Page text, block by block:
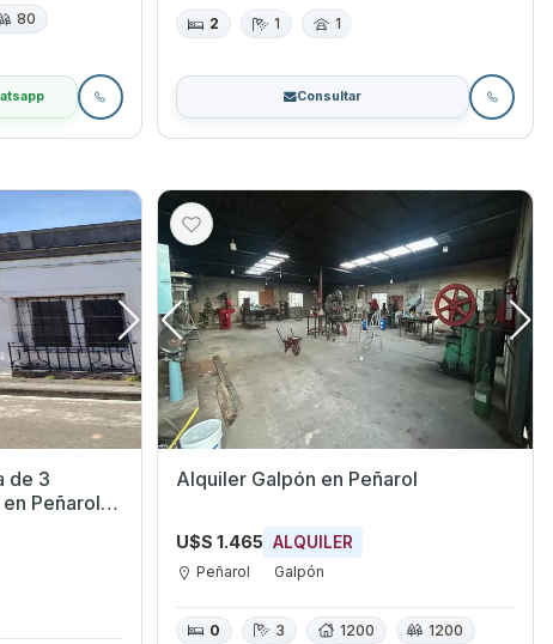
80
2 1 1
Consultar
de 3
Alquiler Galpón en Peñarol
U$S 1.465 ALQUILER
Peñarol Galpón
0 3 1200
1200